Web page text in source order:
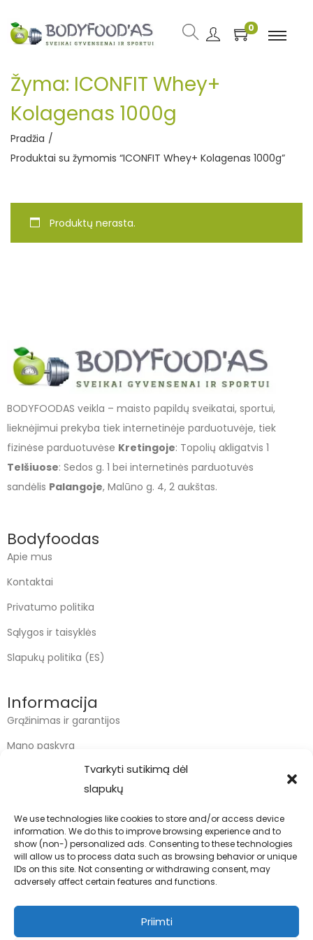
Tvarkyti sutikimą dėl
slapukų
We use technologies like cookies to store and/or access device
information. We do this to improve browsing experience and to
show (non-) personalized ads. Consenting to these technologies
will allow us to process data such as browsing behavior or unique
IDs on this site. Not consenting or withdrawing consent, may
adversely affect certain features and functions.
Priimti
0
Žyma: ICONFIT Whey+
Kolagenas 1000g
Pradžia /
Produktai su žymomis “ICONFIT Whey+ Kolagenas 1000g”
Produktų nerasta.
BODYFOODAS veikla – maisto papildų sveikatai, sportui,
lieknėjimui prekyba tiek internetinėje parduotuvėje, tiek
fizinėse parduotuvėse Kretingoje: Topolių akligatvis 1
Telšiuose: Sedos g. 1 bei internetinės parduotuvės
sandėlis Palangoje, Malūno g. 4, 2 aukštas.
Bodyfoodas
Apie mus
Kontaktai
Privatumo politika
Sąlygos ir taisyklės
Slapukų politika (ES)
Informacija
Grąžinimas ir garantijos
Mano paskyra
Kontaktai
info@bodyfoodas.lt
+370 600 77017